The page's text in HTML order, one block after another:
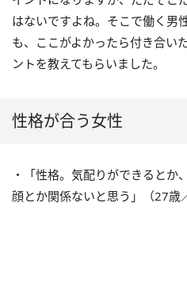
はないですよね。そこで働く男
も、ここがよかったら付き合い
ントを教えてもらいました。
性格が合う女性
・「性格。気配りができるとか
顔とか関係ないと思う」（27歳